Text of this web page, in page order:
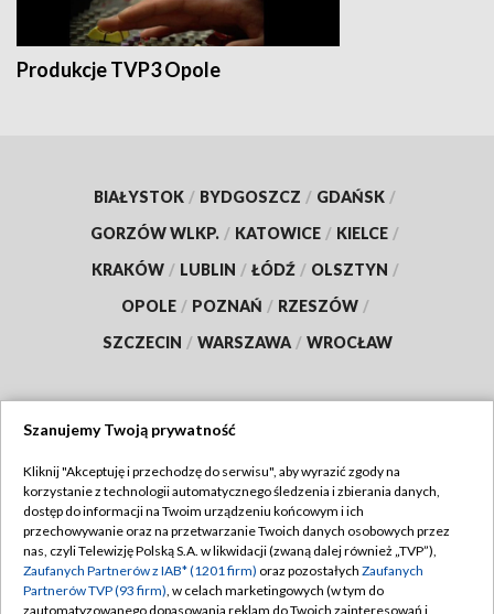
Produkcje TVP3 Opole
BIAŁYSTOK / BYDGOSZCZ / GDAŃSK /
GORZÓW WLKP. / KATOWICE / KIELCE /
KRAKÓW / LUBLIN / ŁÓDŹ / OLSZTYN /
OPOLE / POZNAŃ / RZESZÓW /
SZCZECIN / WARSZAWA / WROCŁAW
TVP
Abonament TVP
Emisja w TVP
Centrum informacji TVP
Regulamin TVP
Polityka prywatności
Moje zgody
Szanujemy Twoją prywatność
Kliknij "Akceptuję i przechodzę do serwisu", aby wyrazić zgody na
korzystanie z technologii automatycznego śledzenia i zbierania danych,
dostęp do informacji na Twoim urządzeniu końcowym i ich
przechowywanie oraz na przetwarzanie Twoich danych osobowych przez
nas, czyli Telewizję Polską S.A. w likwidacji (zwaną dalej również „TVP”),
Zaufanych Partnerów z IAB* (1201 firm) oraz pozostałych Zaufanych
Partnerów TVP (93 firm), w celach marketingowych (w tym do
zautomatyzowanego dopasowania reklam do Twoich zainteresowań i